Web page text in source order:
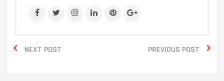
NEXT POST
 PREVIOUS POST 